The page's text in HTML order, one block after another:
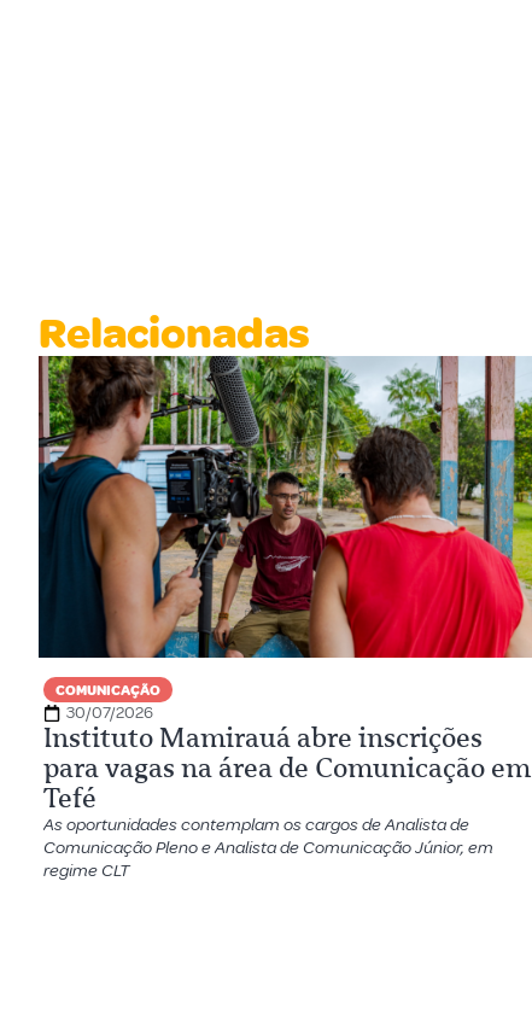
Relacionadas
COMUNICAÇÃO
30/07/2026
Instituto Mamirauá abre inscrições
para vagas na área de Comunicação em
Tefé
As oportunidades contemplam os cargos de Analista de
Comunicação Pleno e Analista de Comunicação Júnior, em
regime CLT